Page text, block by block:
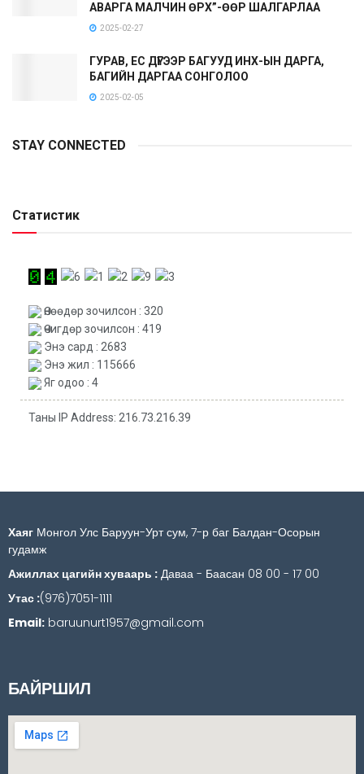
АВАРГА МАЛЧИН ӨРХ”-ӨӨР ШАЛГАРЛАА
2025-02-27
ГУРАВ, ЕС ДҮГЭЭР БАГУУД ИНХ-ЫН ДАРГА,
БАГИЙН ДАРГАА СОНГОЛОО
2025-02-05
STAY CONNECTED
Статистик
Өнөөдөр зочилсон : 320
Өчигдөр зочилсон : 419
Энэ сард : 2683
Энэ жил : 115666
Яг одоо : 4
Таны IP Address: 216.73.216.39
Хаяг Монгол Улс Баруун-Урт сум, 7-р баг Балдан-Осорын
гудамж
Ажиллах цагийн хуваарь : Даваа - Баасан 08 00 - 17 00
Утас :(976)7051-1111
Email: baruunurt1957@gmail.com
БАЙРШИЛ